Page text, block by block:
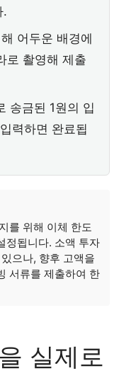
.
어두운 배경에
로 촬영해 제출
송금된 1원의 입
력하면 완료됩
를 위해 이체 한도
정됩니다. 소액 투자
으나, 향후 고액을
서류를 제출하여 한
실제로